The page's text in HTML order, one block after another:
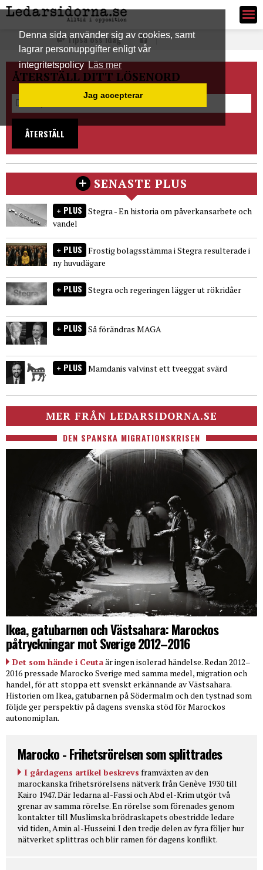
Denna sida använder sig av cookies, samt
lagrar personuppgifter enligt vår
integritetspolicyLäs mer
Jag accepterar
Ledarsidorna.se
Tipsa oss idag
ÅTERSTÄLL DITT LÖSENORD
ÅTERSTÄLL
SENASTE PLUS
PLUS Stegra - En historia om påverkansarbete och
vandel
PLUS Frostig bolagsstämma i Stegra resulterade i
ny huvudägare
PLUS Stegra och regeringen lägger ut rökridåer
PLUS Så förändras MAGA
PLUS Mamdanis valvinst ett tveeggat svärd
MER FRÅN LEDARSIDORNA.SE
DEN SPANSKA MIGRATIONSKRISEN
Ikea, gatubarnen och Västsahara: Marockos
påtryckningar mot Sverige 2012–2016
Det som hände i Ceutaär ingen isolerad händelse. Redan 2012–
2016 pressade Marocko Sverige med samma medel, migration och
handel, för att stoppa ett svenskt erkännande av Västsahara.
Historien om Ikea, gatubarnen på Södermalm och den tystnad som
följde ger perspektiv på dagens svenska stöd för Marockos
autonomiplan.
Marocko - Frihetsrörelsen som splittrades
I gårdagens artikel beskrevs framväxten av den
marockanska frihetsrörelsens nätverk från Genève 1930 till
Kairo 1947. Där ledarna al-Fassi och Abd el-Krim utgör två
grenar av samma rörelse. En rörelse som förenades genom
kontakter till Muslimska brödraskapets obestridde ledare
vid tiden, Amin al-Husseini. I den tredje delen av fyra följer hur
nätverket splittras och blir ramen för dagens konflikt.